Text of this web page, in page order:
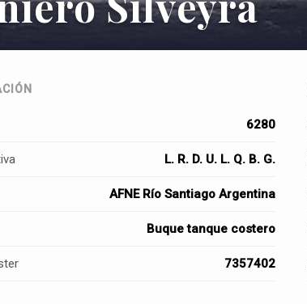
6280
L. R. D. U. L. Q. B. G.
AFNE Río Santiago Argentina
Buque tanque costero
7357402